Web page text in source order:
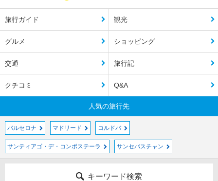
旅行ガイド 観光
グルメ ショッピング
交通 旅行記
クチコミ Q&A
人気の旅行先
バルセロナ マドリード コルドバ
サンティアゴ・デ・コンポステーラ サンセバスチャン
キーワード検索